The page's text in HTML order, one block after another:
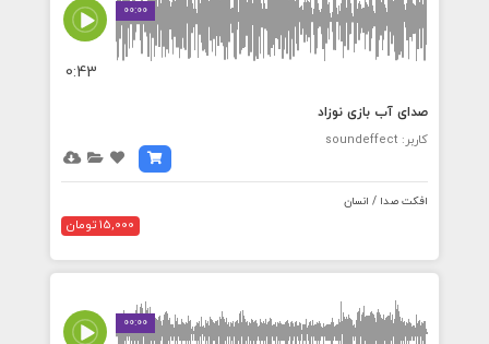
00:00
0:43
صدای آب بازی نوزاد
کاربر: soundeffect
افکت صدا / انسان
15,000 تومان
00:00